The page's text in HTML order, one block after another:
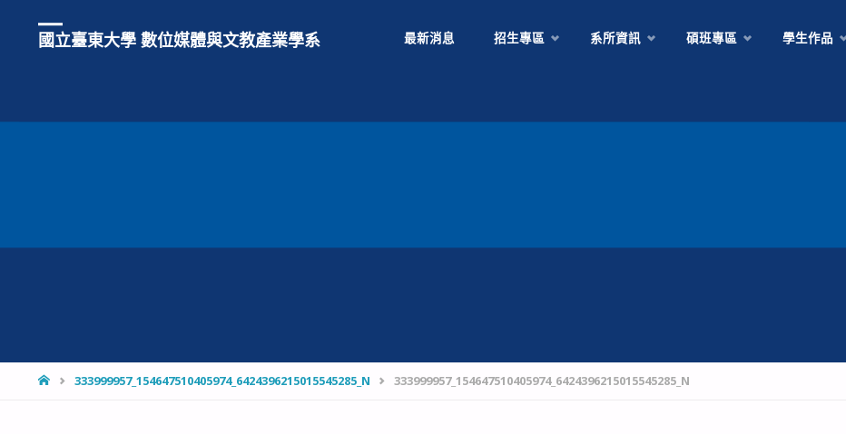
國立臺東大學 數位媒體與文教產業學系 最新消息 招生專區 系所資訊 碩班專區 學生作品
HOME333999957_154647510405974_6424396215015545285_N 333999957_154647510405974_6424396215015545285_N